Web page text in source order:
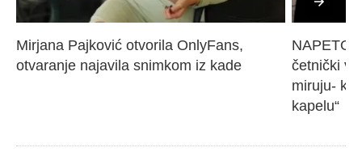
Mirjana Pajković otvorila OnlyFans,
otvaranje najavila snimkom iz kade
NAPETO
četnički
miruju-
kapelu“